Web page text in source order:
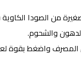
من الصودا
والشحوم.
واضغط بقوة